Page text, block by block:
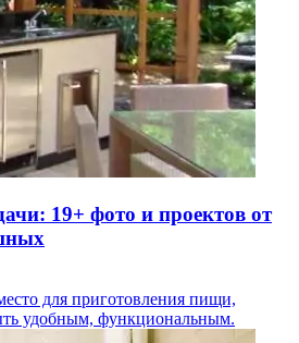
19+ фото и проектов от
для приготовления пищи,
удобным, функциональным.